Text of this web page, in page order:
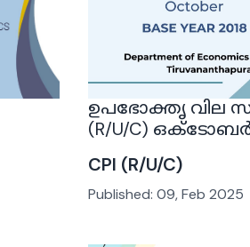
ഉപഭോക്തൃ വില
(R/U/C) ഒക്ടോബർ
CPI (R/U/C)
Published: 09, Feb 2025